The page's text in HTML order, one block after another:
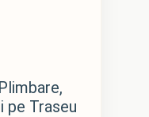
pe Traseu